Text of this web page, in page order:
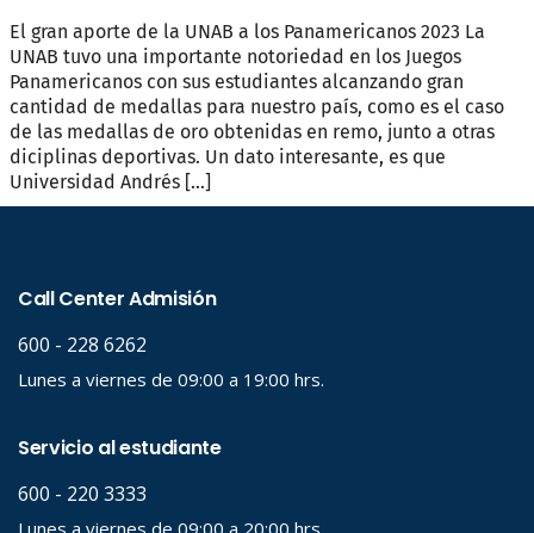
El gran aporte de la UNAB a los Panamericanos 2023 La
UNAB tuvo una importante notoriedad en los Juegos
Panamericanos con sus estudiantes alcanzando gran
cantidad de medallas para nuestro país, como es el caso
de las medallas de oro obtenidas en remo, junto a otras
diciplinas deportivas. Un dato interesante, es que
Universidad Andrés […]